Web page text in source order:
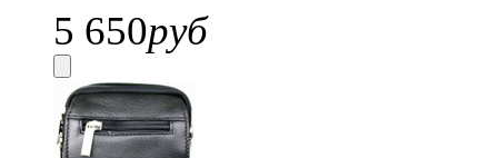
5 650руб